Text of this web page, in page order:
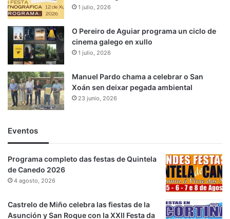
1 julio, 2026
O Pereiro de Aguiar programa un ciclo de
cinema galego en xullo
1 julio, 2026
Manuel Pardo chama a celebrar o San
Xoán sen deixar pegada ambiental
23 junio, 2026
Eventos
Programa completo das festas de Quintela
de Canedo 2026
4 agosto, 2026
Castrelo de Miño celebra las fiestas de la
Asunción y San Roque con la XXII Festa da